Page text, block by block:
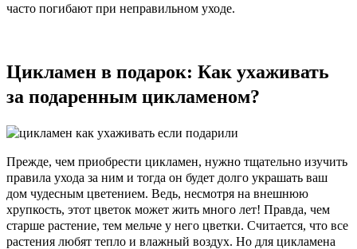
часто погибают при неправильном уходе.
Цикламен в подарок: Как ухаживать
за подаренным цикламеном?
Прежде, чем приобрести цикламен, нужно тщательно изучить
правила ухода за ним и тогда он будет долго украшать ваш
дом чудесным цветением. Ведь, несмотря на внешнюю
хрупкость, этот цветок может жить много лет! Правда, чем
старше растение, тем мельче у него цветки. Считается, что все
растения любят тепло и влажный воздух. Но для цикламена